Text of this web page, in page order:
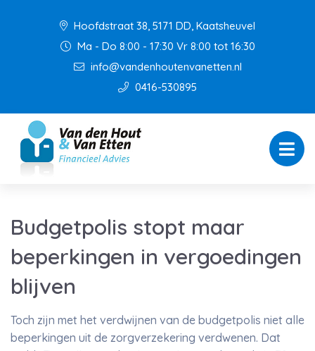
Hoofdstraat 38, 5171 DD, Kaatsheuvel
Ma - Do 8:00 - 17:30 Vr 8:00 tot 16:30
info@vandenhoutenvanetten.nl
0416-530895
Budgetpolis stopt maar
beperkingen in vergoedingen
blijven
Toch zijn met het verdwijnen van de budgetpolis niet alle
beperkingen uit de zorgverzekering verdwenen. Dat